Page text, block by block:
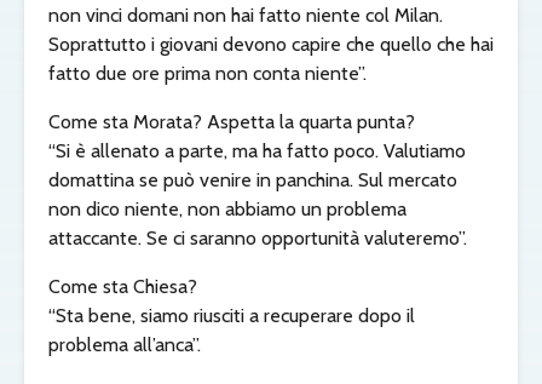
non vinci domani non hai fatto niente col Milan.
Soprattutto i giovani devono capire che quello che hai
fatto due ore prima non conta niente”.
Come sta Morata? Aspetta la quarta punta?
“Si è allenato a parte, ma ha fatto poco. Valutiamo
domattina se può venire in panchina. Sul mercato
non dico niente, non abbiamo un problema
attaccante. Se ci saranno opportunità valuteremo”.
Come sta Chiesa?
“Sta bene, siamo riusciti a recuperare dopo il
problema all’anca”.